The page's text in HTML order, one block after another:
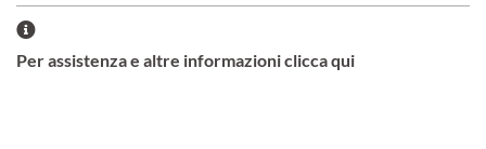
Per assistenza e altre informazioni clicca qui